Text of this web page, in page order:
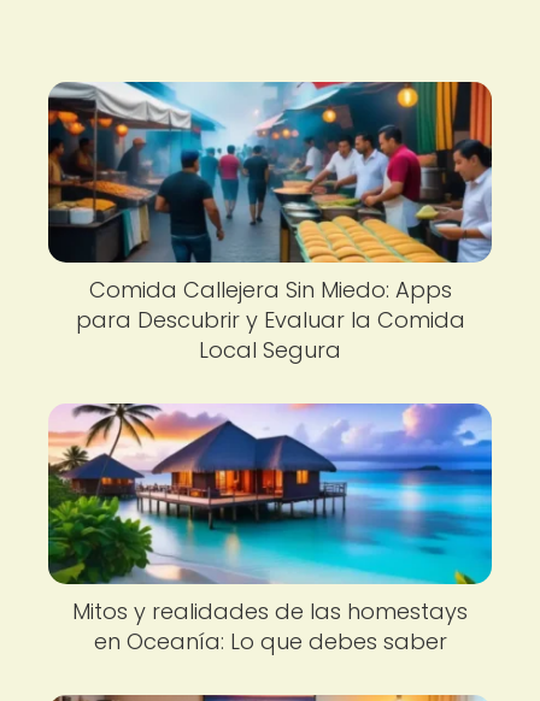
Comida Callejera Sin Miedo: Apps
para Descubrir y Evaluar la Comida
Local Segura
Mitos y realidades de las homestays
en Oceanía: Lo que debes saber